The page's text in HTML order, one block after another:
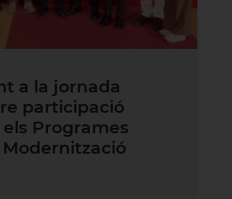
a la jornada
participació
Programes
Modernització